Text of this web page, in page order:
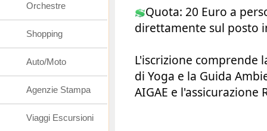
Quota: 20 Euro a
direttamente sul posto
L'iscrizione comprende
di Yoga e la Guida
AIGAE e l'assicurazione
Orchestre
Shopping
Auto/Moto
Agenzie Stampa
Viaggi Escursioni